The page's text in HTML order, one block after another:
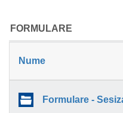
FORMULARE
Nume
Formulare -